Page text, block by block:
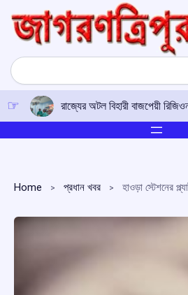
content
Search
রাজ্যের অটল বিহারী বাজপেয়ী
Home প্রধান খবর হাওড়া স্টেশনের